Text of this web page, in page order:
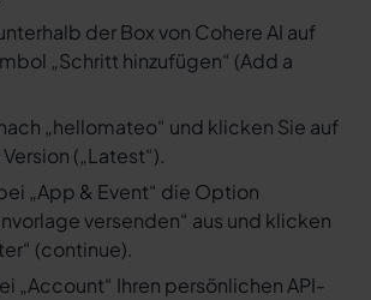
der Box von Cohere AI auf
„Schritt hinzufügen“ (Add a
„hellomateo“ und klicken Sie auf
(„Latest“).
„App & Event“ die Option
versenden“ aus und klicken
(continue).
„Account“ Ihren persönlichen API-